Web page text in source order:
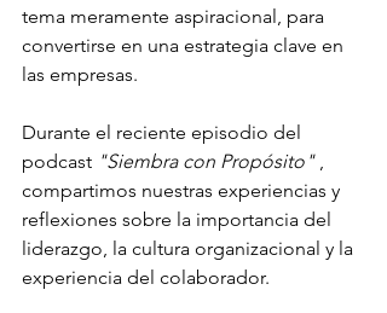
tema meramente aspiracional, para
convertirse en una estrategia clave en
las empresas.
Durante el reciente episodio del
podcast "Siembra con Propósito" ,
compartimos nuestras experiencias y
reflexiones sobre la importancia del
liderazgo, la cultura organizacional y la
experiencia del colaborador.